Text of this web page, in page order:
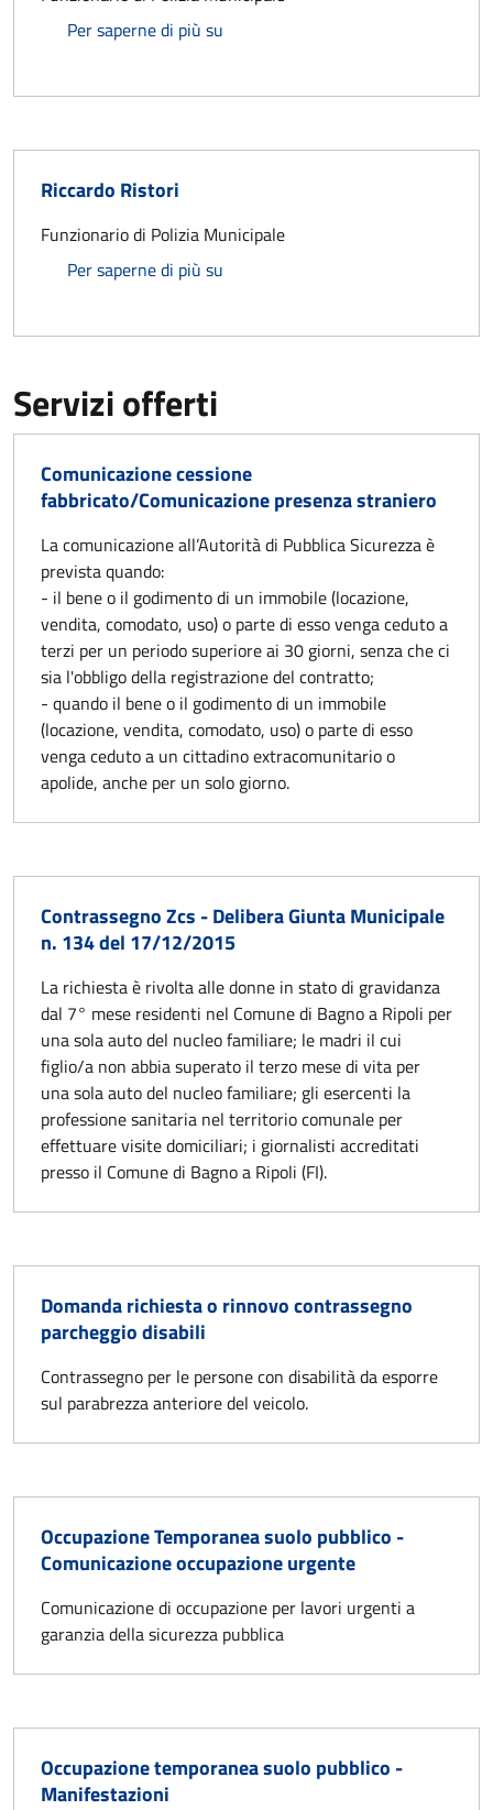
Per saperne di più su
Riccardo Ristori
Funzionario di Polizia Municipale
Per saperne di più su
Servizi offerti
Comunicazione cessione
fabbricato/Comunicazione presenza straniero
La comunicazione all’Autorità di Pubblica Sicurezza è
prevista quando:
- il bene o il godimento di un immobile (locazione,
vendita, comodato, uso) o parte di esso venga ceduto a
terzi per un periodo superiore ai 30 giorni, senza che ci
sia l'obbligo della registrazione del contratto;
- quando il bene o il godimento di un immobile
(locazione, vendita, comodato, uso) o parte di esso
venga ceduto a un cittadino extracomunitario o
apolide, anche per un solo giorno.
Contrassegno Zcs - Delibera Giunta Municipale
n. 134 del 17/12/2015
La richiesta è rivolta alle donne in stato di gravidanza
dal 7° mese residenti nel Comune di Bagno a Ripoli per
una sola auto del nucleo familiare; le madri il cui
figlio/a non abbia superato il terzo mese di vita per
una sola auto del nucleo familiare; gli esercenti la
professione sanitaria nel territorio comunale per
effettuare visite domiciliari; i giornalisti accreditati
presso il Comune di Bagno a Ripoli (FI).
Domanda richiesta o rinnovo contrassegno
parcheggio disabili
Contrassegno per le persone con disabilità da esporre
sul parabrezza anteriore del veicolo.
Occupazione Temporanea suolo pubblico -
Comunicazione occupazione urgente
Comunicazione di occupazione per lavori urgenti a
garanzia della sicurezza pubblica
Occupazione temporanea suolo pubblico -
Manifestazioni